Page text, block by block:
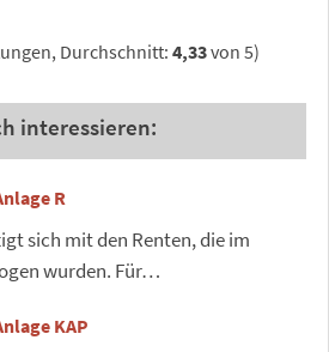
Durchschnitt: 4,33von 5)
interessieren:
R
sich mit den Renten, die im
wurden. Für…
KAP